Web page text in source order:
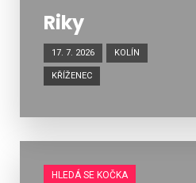
Riky
17. 7. 2026 KOLÍN
KŘÍŽENEC
HLEDÁ SE KOČKA